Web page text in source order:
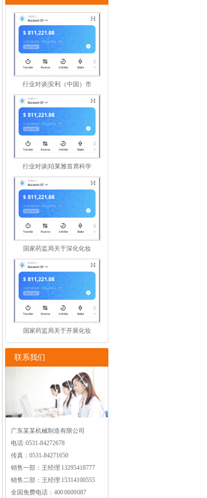
行业对谈|安利（中国）市
行业对谈|珀莱雅首席科学
国家药监局关于深化化妆
国家药监局关于开展化妆
联系我们
广东某某机械制造有限公司
电话: 0531-84272678
传真：0531-84271650
销售一部：王经理 13295418777
销售二部：王经理 15314100555
全国免费电话：400 0609 087